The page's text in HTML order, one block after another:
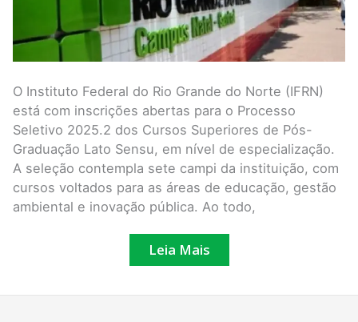
O Instituto Federal do Rio Grande do Norte (IFRN)
está com inscrições abertas para o Processo
Seletivo 2025.2 dos Cursos Superiores de Pós-
Graduação Lato Sensu, em nível de especialização.
A seleção contempla sete campi da instituição, com
cursos voltados para as áreas de educação, gestão
ambiental e inovação pública. Ao todo,
Leia Mais